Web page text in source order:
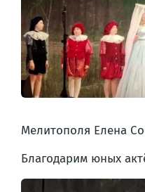
Мелитополя Елена
Благодарим юных